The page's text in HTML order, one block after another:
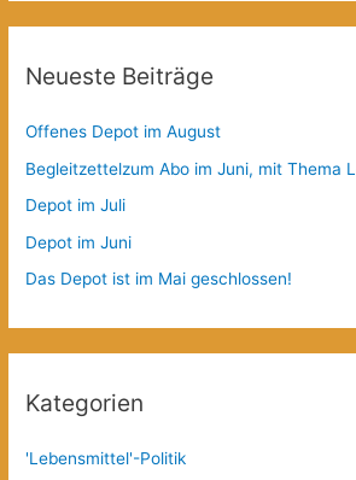
Neueste Beiträge
Offenes Depot im August
Begleitzettelzum Abo im Juni, mit Thema
Depot im Juli
Depot im Juni
Das Depot ist im Mai geschlossen!
Kategorien
'Lebensmittel'-Politik